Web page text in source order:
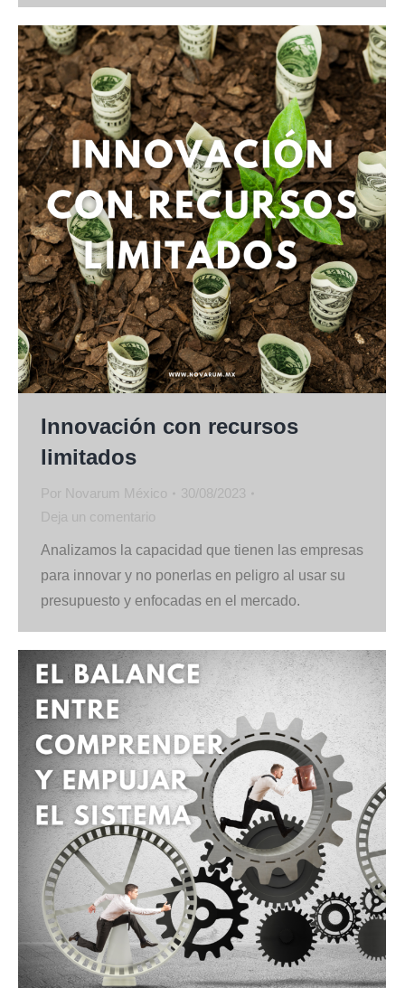
Innovación con recursos
limitados
Por Novarum México
30/08/2023
Deja un comentario
Analizamos la capacidad que tienen las empresas
para innovar y no ponerlas en peligro al usar su
presupuesto y enfocadas en el mercado.